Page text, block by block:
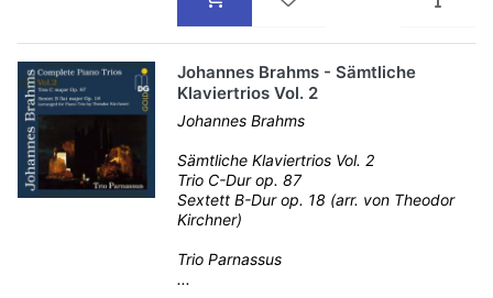
Johannes Brahms - Sämtliche
Klaviertrios Vol. 2
Johannes Brahms
Sämtliche Klaviertrios Vol. 2
Trio C-Dur op. 87
Sextett B-Dur op. 18 (arr. von Theodor
Kirchner)
Trio Parnassus
...